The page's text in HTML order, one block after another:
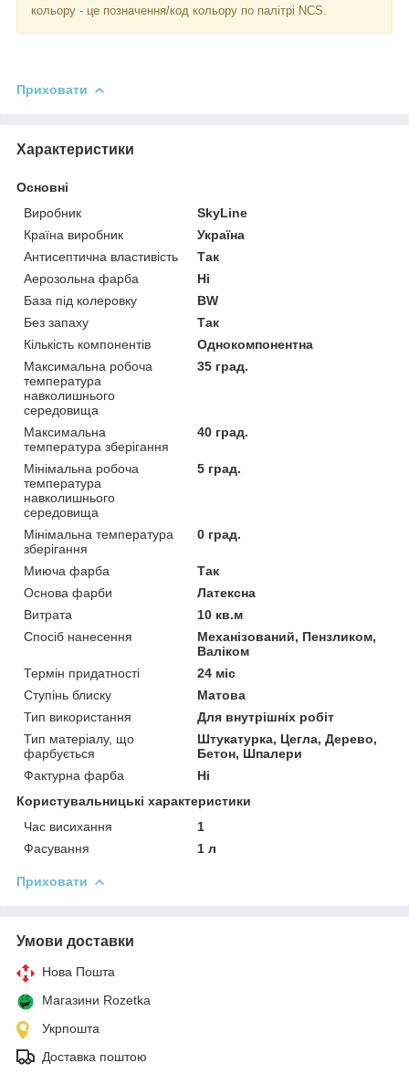
кольору - це позначення/код кольору по палітрі NCS.
Приховати
Характеристики
Основні
Виробник
SkyLine
Країна виробник
Україна
Антисептична властивість
Так
Аерозольна фарба
Ні
База під колеровку
BW
Без запаху
Так
Кількість компонентів
Однокомпонентна
Максимальна робоча
температура
навколишнього
середовища
35 град.
Максимальна
температура зберігання
40 град.
Мінімальна робоча
температура
навколишнього
середовища
5 град.
Мінімальна температура
зберігання
0 град.
Миюча фарба
Так
Основа фарби
Латексна
Витрата
10 кв.м
Спосіб нанесення
Механізований, Пензликом,
Валіком
Термін придатності
24 міс
Ступінь блиску
Матова
Тип використання
Для внутрішніх робіт
Тип матеріалу, що
фарбується
Штукатурка, Цегла, Дерево,
Бетон, Шпалери
Фактурна фарба
Ні
Користувальницькі характеристики
Час висихання
1
Фасування
1 л
Приховати
Умови доставки
Нова Пошта
Магазини Rozetka
Укрпошта
Доставка поштою